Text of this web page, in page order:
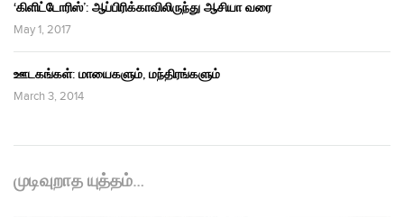
‘கிளிட்டோரிஸ்’: ஆப்பிரிக்காவிலிருந்து ஆசியா வரை
May 1, 2017
ஊடகங்கள்: மாயைகளும், மந்திரங்களும்
March 3, 2014
முடிவுறாத யுத்தம்…